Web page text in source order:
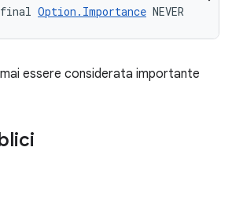
Option.Importance NEVER
essere considerata importante